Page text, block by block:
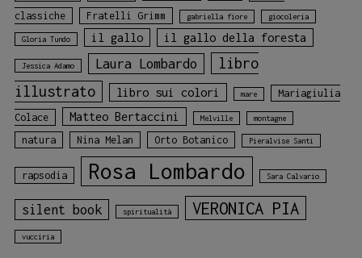
classiche
Fratelli Grimm gabriella fiore giocoleria
Gloria Tundo il gallo il gallo della foresta
Jessica Adamo Laura Lombardo
libro
illustrato
libro sui colori mare
Mariagiulia
Colace
Matteo Bertaccini Melville montagne
natura Nina Melan Orto Botanico Pieralvise Santi
rapsodia Rosa Lombardo Sara Calvario
silent book spiritualità VERONICA PIA
vucciria